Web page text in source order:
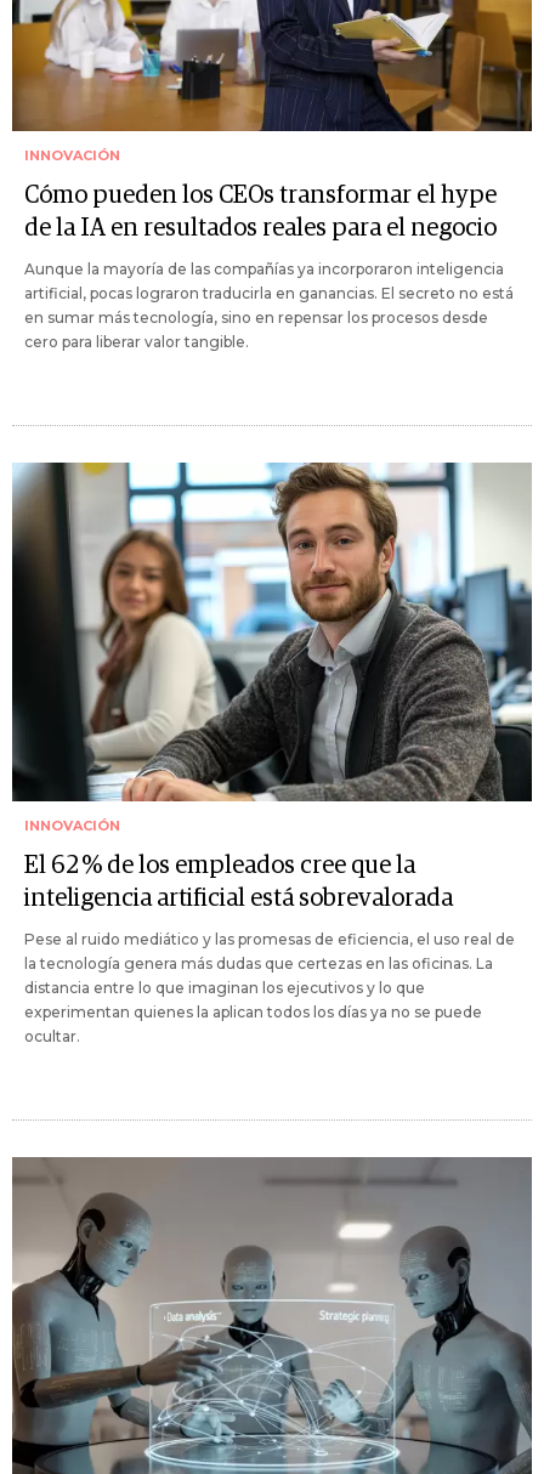
INNOVACIÓN
Cómo pueden los CEOs transformar el hype
de la IA en resultados reales para el negocio
Aunque la mayoría de las compañías ya incorporaron inteligencia
artificial, pocas lograron traducirla en ganancias. El secreto no está
en sumar más tecnología, sino en repensar los procesos desde
cero para liberar valor tangible.
INNOVACIÓN
El 62 % de los empleados cree que la
inteligencia artificial está sobrevalorada
Pese al ruido mediático y las promesas de eficiencia, el uso real de
la tecnología genera más dudas que certezas en las oficinas. La
distancia entre lo que imaginan los ejecutivos y lo que
experimentan quienes la aplican todos los días ya no se puede
ocultar.